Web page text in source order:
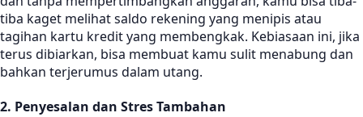
tiba kaget melihat saldo rekening yang menipis atau
tagihan kartu kredit yang membengkak. Kebiasaan ini, jika
terus dibiarkan, bisa membuat kamu sulit menabung dan
bahkan terjerumus dalam utang.
2. Penyesalan dan Stres Tambahan